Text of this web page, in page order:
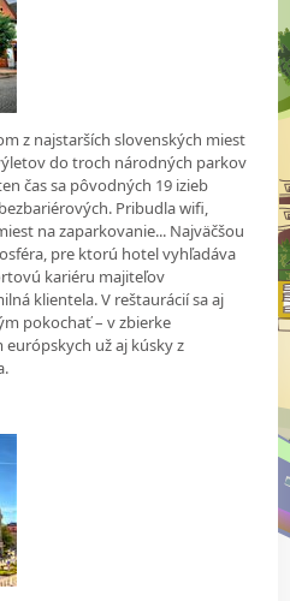
z najstarších slovenských miest
do troch národných parkov
čas sa pôvodných 19 izieb
Pribudla wifi,
na zaparkovanie... Najväčšou
pre ktorú hotel vyhľadáva
kariéru majiteľov
klientela. V reštaurácií sa aj
pokochať – v zbierke
už aj kúsky z